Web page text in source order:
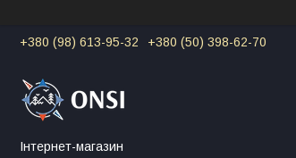
+380 (98) 613-95-32 +380 (50) 398-62-70
Інтернет-магазин